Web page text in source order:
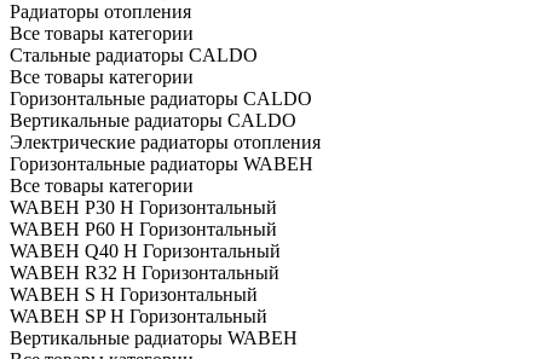
Радиаторы отопления
Все товары категории
Стальные радиаторы CALDO
Все товары категории
Горизонтальные радиаторы CALDO
Вертикальные радиаторы CALDO
Электрические радиаторы отопления
Горизонтальные радиаторы WABEH
Все товары категории
WABEH P30 H Горизонтальный
WABEH P60 H Горизонтальный
WABEH Q40 H Горизонтальный
WABEH R32 H Горизонтальный
WABEH S H Горизонтальный
WABEH SP H Горизонтальный
Вертикальные радиаторы WABEH